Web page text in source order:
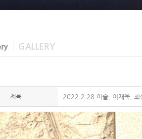
GALLERY
제목 2022.2.28 이슬, 이재욱, 최